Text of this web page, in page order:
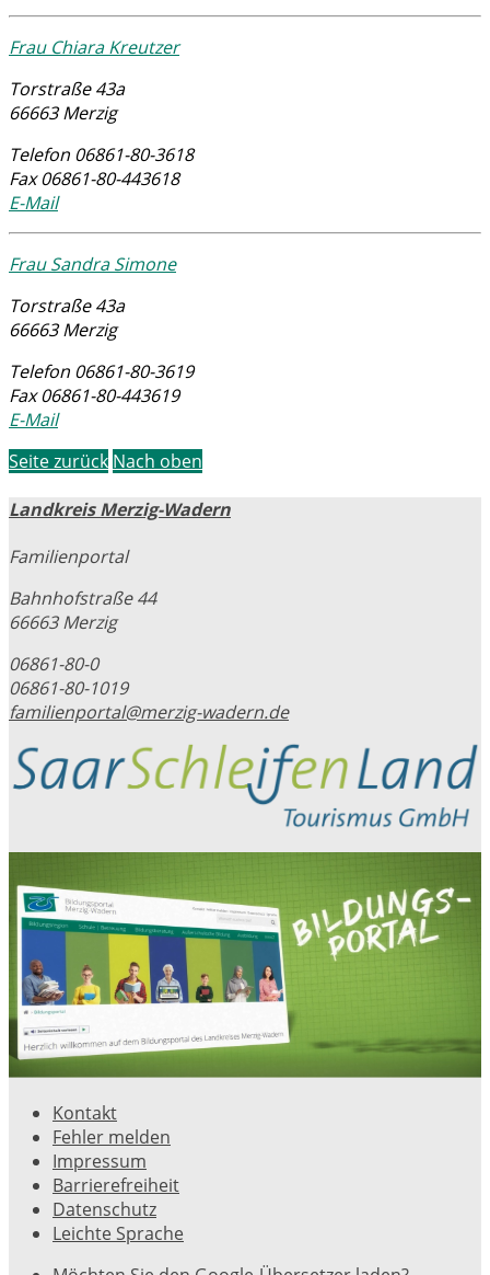
Frau Chiara Kreutzer
Torstraße 43a
66663 Merzig
Telefon 06861-80-3618
Fax 06861-80-443618
E-Mail
Frau Sandra Simone
Torstraße 43a
66663 Merzig
Telefon 06861-80-3619
Fax 06861-80-443619
E-Mail
Seite zurück Nach oben
Landkreis Merzig-Wadern
Familienportal
Bahnhofstraße 44
66663 Merzig
06861-80-0
06861-80-1019
familienportal@merzig-wadern.de
Kontakt
Fehler melden
Impressum
Barrierefreiheit
Datenschutz
Leichte Sprache